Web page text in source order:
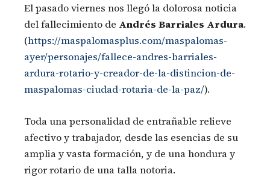
El pasado viernes nos llegó la dolorosa noticia
del fallecimiento de Andrés Barriales Ardura.
(https://maspalomasplus.com/maspalomas-
ayer/personajes/fallece-andres-barriales-
ardura-rotario-y-creador-de-la-distincion-de-
maspalomas-ciudad-rotaria-de-la-paz/).
Toda una personalidad de entrañable relieve
afectivo y trabajador, desde las esencias de su
amplia y vasta formación, y de una hondura y
rigor rotario de una talla notoria.